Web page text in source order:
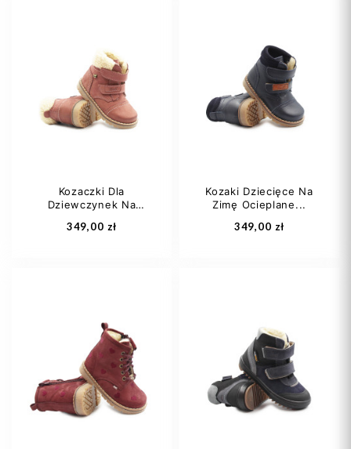
26
28
Dodaj do koszyka
27
29
30 +1
Dodaj do koszyka
Kozaczki Dla
Dziewczynek Na
349,00 zł
23
24
25
Kozaki Dziecięce Na
Zimę Ocieplane...
349,00 zł
22
24
25